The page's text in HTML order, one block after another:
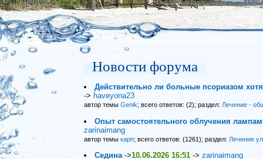
Новости форума
Действительно ли больные псориазом
-> haveyona23
автор темы Genik; всего ответов: (2); раздел: Лечение -
Опыт самостоятельного облучения
zarinaimang
автор темы карп; всего ответов: (1261); раздел: Лечение
Седина ->10.06.2026 16:51 ->zarinaimang